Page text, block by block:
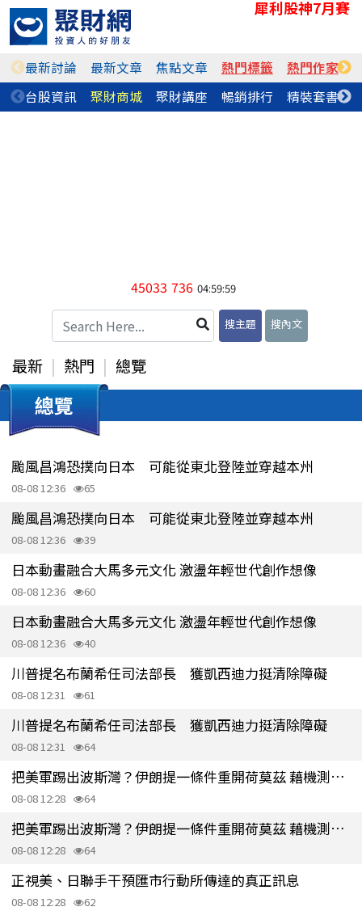
犀利股神7月賽
最新討論 最新文章 焦點文章 熱門標籤 熱門作家
台股資訊
聚財商城 聚財講座 暢銷排行 精裝套書
45033 736 04:59:59
搜主題 搜內文
最新 熱門 總覽
總覽
颱風昌鴻恐撲向日本 可能從東北登陸並穿越本州
08-08 12:36 65
颱風昌鴻恐撲向日本 可能從東北登陸並穿越本州
08-08 12:36 39
日本動畫融合大馬多元文化 激盪年輕世代創作想像
08-08 12:36 60
日本動畫融合大馬多元文化 激盪年輕世代創作想像
08-08 12:36 40
川普提名布蘭希任司法部長 獲凱西迪力挺清除障礙
08-08 12:31 61
川普提名布蘭希任司法部長 獲凱西迪力挺清除障礙
08-08 12:31 64
把美軍踢出波斯灣？伊朗提一條件重開荷莫茲 藉機測川普底線
08-08 12:28 64
把美軍踢出波斯灣？伊朗提一條件重開荷莫茲 藉機測川普底線
08-08 12:28 64
正視美、日聯手干預匯市行動所傳達的真正訊息
08-08 12:28 62